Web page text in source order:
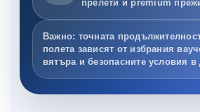
прелети и premium
Важно: точната
полета зависят от избрания
вятъра и безопасните условия в